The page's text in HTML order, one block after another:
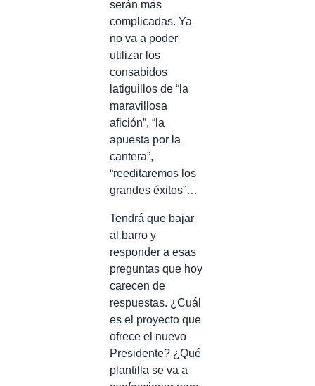
serán más
complicadas. Ya
no va a poder
utilizar los
consabidos
latiguillos de “la
maravillosa
afición”, “la
apuesta por la
cantera”,
“reeditaremos los
grandes éxitos”…
Tendrá que bajar
al barro y
responder a esas
preguntas que hoy
carecen de
respuestas. ¿Cuál
es el proyecto que
ofrece el nuevo
Presidente? ¿Qué
plantilla se va a